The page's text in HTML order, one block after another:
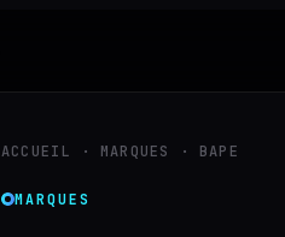
ACCUEIL · MARQUES · BAPE
MARQUES